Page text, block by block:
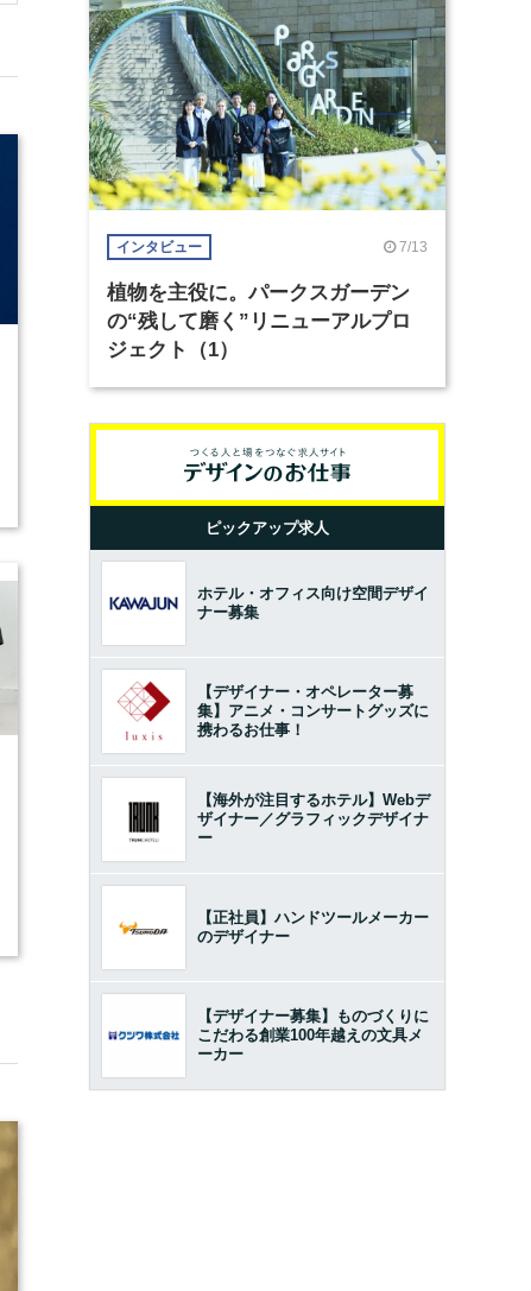
インタビュー 7/13
植物を主役に。パークスガーデン
の“残して磨く”リニューアルプロ
ジェクト（1）
ピックアップ求人
ホテル・オフィス向け空間デザイ
ナー募集
【デザイナー・オペレーター募
集】アニメ・コンサートグッズに
携わるお仕事！
【海外が注目するホテル】Webデ
ザイナー／グラフィックデザイナ
ー
【正社員】ハンドツールメーカー
のデザイナー
【デザイナー募集】ものづくりに
こだわる創業100年越えの文具メ
ーカー